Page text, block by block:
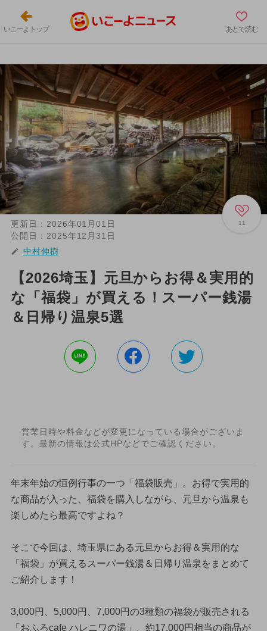
いこーよトップ あとで読む
11
更新日： 2026年01月01日
公開日： 2025年12月31日
中村伸樹
【2026埼玉】元旦からお得＆実用的
な「福袋」が買える！スーパー銭湯
＆日帰り温泉5選
営業日時や料金などが変更になっている場合がございま
す。最新の情報は公式HPなどでご確認ください。
年末年始の恒例行事の一つ「福袋販売」。お得で実用的
な商品が入った、福袋を購入しながら、元旦から温泉も
楽しめたら最高ですよね？
そこで今回は、埼玉県にある元旦からお得＆実用的な
「福袋」が買えるスーパー銭湯＆日帰り温泉をまとめて
ご紹介します！
3,000円、5,000円、7,000円の3種類の福袋が販売される
「おふろcafe ハレニワの湯」、約17,000円相当の商品が